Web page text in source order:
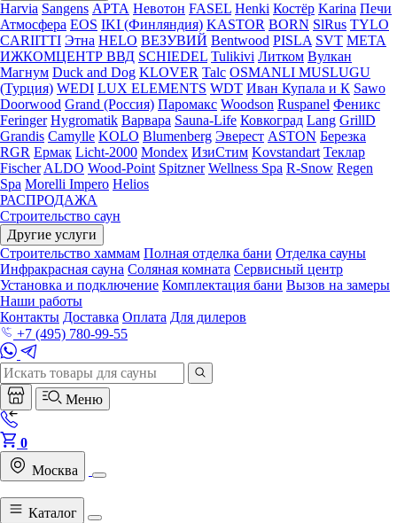
Harvia Sangens АРТА Невотон FASEL Henki Костёр Karina Печи
Атмосфера EOS IKI (Финляндия) KASTOR BORN SlRus TYLO
CARIITTI Этна HELO ВЕЗУВИЙ Bentwood PISLA SVT МЕТА
ИЖКОМЦЕНТР ВВД SCHIEDEL Tulikivi Литком Вулкан
Магнум Duck and Dog KLOVER Talc OSMANLI MUSLUGU
(Турция) WEDI LUX ELEMENTS WDT Иван Купала и К Sawo
Doorwood Grand (Россия) Паромакс Woodson Ruspanel Феникс
Feringer Hygromatik Варвара Sauna-Life Ковкоград Lang GrillD
Grandis Camylle KOLO Blumenberg Эверест ASTON Березка
RGR Ермак Licht-2000 Mondex ИзиСтим Kovstandart Теклар
Fischer ALDO Wood-Point Spitzner Wellness Spa R-Snow Regen
Spa Morelli Impero Helios
РАСПРОДАЖА
Строительство саун
Другие услуги
Строительство хаммам Полная отделка бани Отделка сауны
Инфракрасная сауна Соляная комната Сервисный центр
Установка и подключение Комплектация бани Вызов на замеры
Наши работы
Контакты Доставка Оплата Для дилеров
+7 (495) 780-99-55
Меню
0
Москва
Каталог